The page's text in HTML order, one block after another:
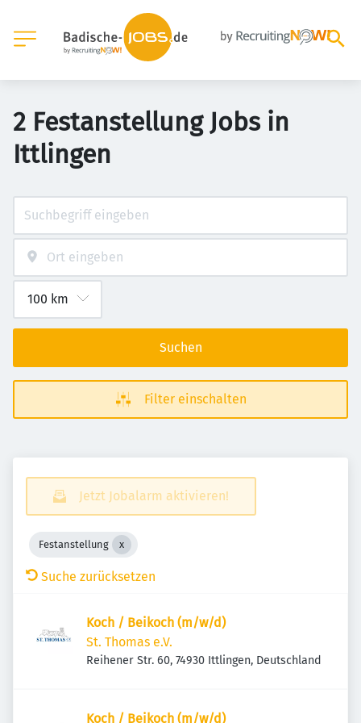
2 Festanstellung Jobs in
Ittlingen
Suchen
Filter einschalten
Jetzt Jobalarm aktivieren!
Festanstellung
Suche zurücksetzen
Koch / Beikoch (m/w/d)
St. Thomas e.V.
Reihener Str. 60, 74930 Ittlingen, Deutschland
Koch / Beikoch (m/w/d)